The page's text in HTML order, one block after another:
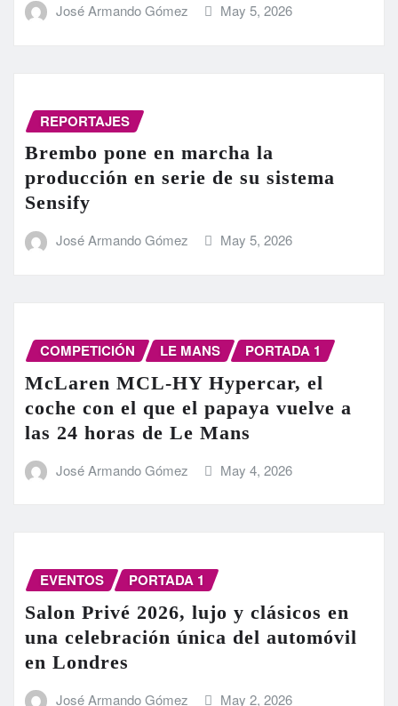
José Armando Gómez May 5, 2026
REPORTAJES
Brembo pone en marcha la
producción en serie de su sistema
Sensify
José Armando Gómez May 5, 2026
COMPETICIÓN LE MANS PORTADA 1
McLaren MCL-HY Hypercar, el
coche con el que el papaya vuelve a
las 24 horas de Le Mans
José Armando Gómez May 4, 2026
EVENTOS PORTADA 1
Salon Privé 2026, lujo y clásicos en
una celebración única del automóvil
en Londres
José Armando Gómez May 2, 2026